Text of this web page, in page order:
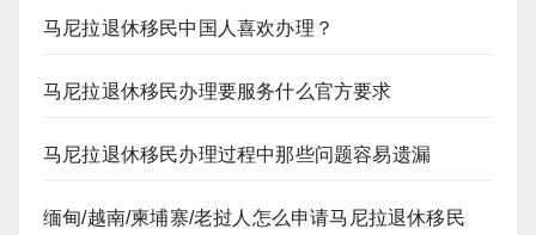
马尼拉退休移民中国人喜欢办理？
马尼拉退休移民办理要服务什么官方要求
马尼拉退休移民办理过程中那些问题容易遗漏
缅甸/越南/柬埔寨/老挝人怎么申请马尼拉退休移民